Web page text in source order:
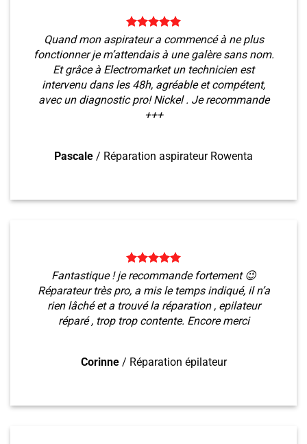
Quand mon aspirateur a commencé à ne plus
fonctionner je m’attendais à une galère sans nom.
Et grâce à Electromarket un technicien est
intervenu dans les 48h, agréable et compétent,
avec un diagnostic pro! Nickel . Je recommande
+++
Pascale / Réparation aspirateur Rowenta
Fantastique ! je recommande fortement 😉
Réparateur très pro, a mis le temps indiqué, il n’a
rien lâché et a trouvé la réparation , epilateur
réparé , trop trop contente. Encore merci
Corinne / Réparation épilateur